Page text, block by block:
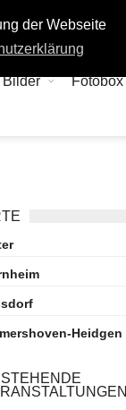
der Webseite
Login
Bilder Fotobox
Heidgen